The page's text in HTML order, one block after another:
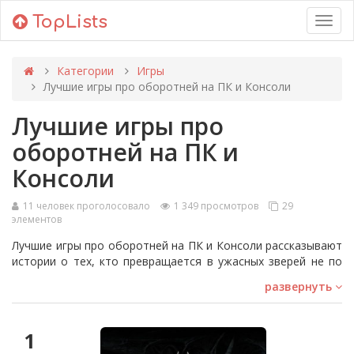
TopLists
Категории
Игры
Лучшие игры про оборотней на ПК и Консоли
Лучшие игры про
оборотней на ПК и
Консоли
11 человек проголосовало 1 349 просмотров
29
элементов
Лучшие игры про оборотней на ПК и Консоли рассказывают
истории о тех, кто превращается в ужасных зверей не по
колдовства или под влиянием фазы, в которой находится
ночное небесное светило, загадочная луна. Образ
оборотня, одновременно и вызывающий восторг, и сеющий
в сердцах людей неподдельный ужас перед мистическими
развернуть
1